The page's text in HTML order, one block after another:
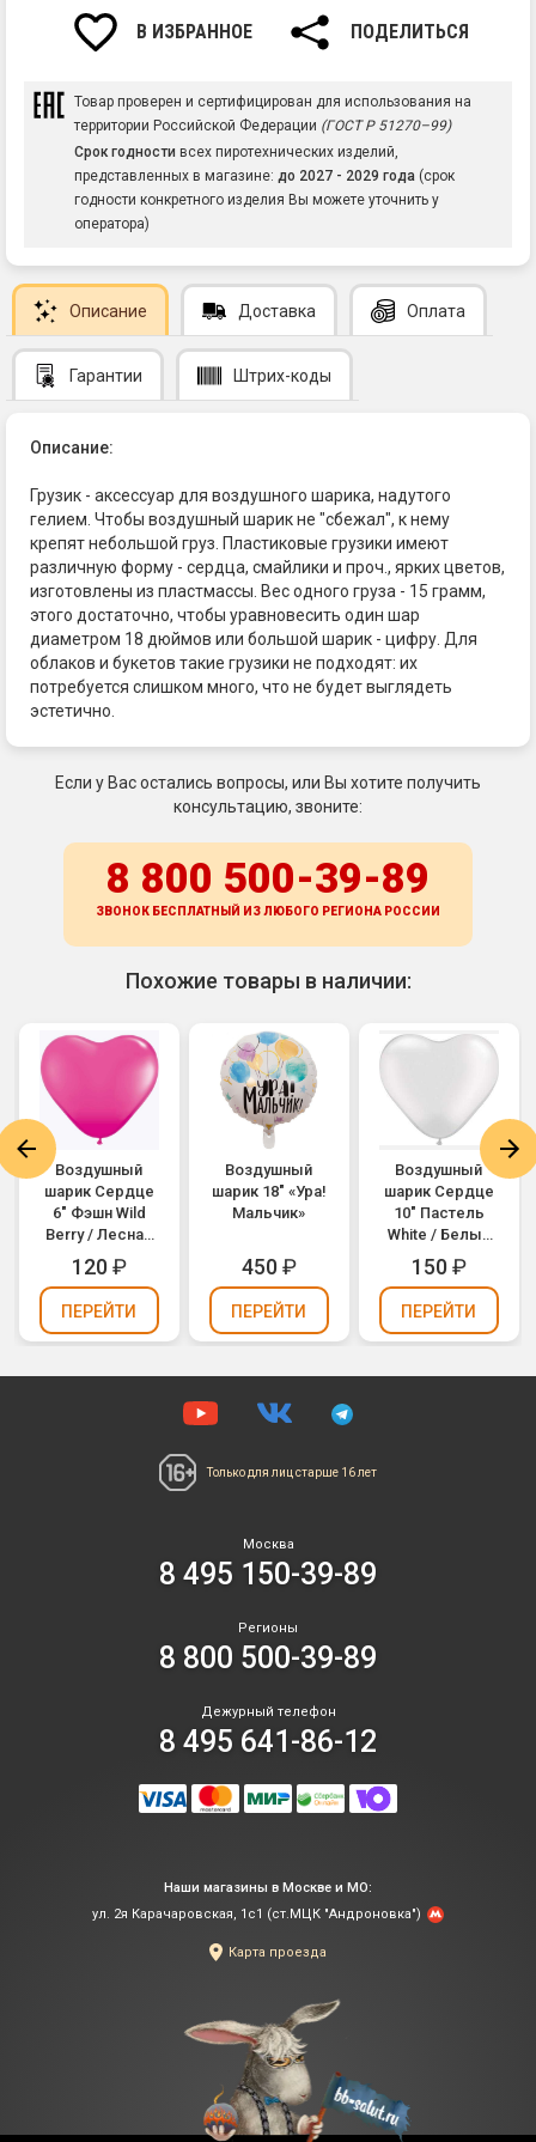
В ИЗБРАННОЕ ПОДЕЛИТЬСЯ
Товар проверен и сертифицирован для использования на
территории Российской Федерации (ГОСТ Р 51270–99)
Срок годности всех пиротехнических изделий,
представленных в магазине: до 2027 - 2029 года (срок
годности конкретного изделия Вы можете уточнить у
оператора)
Описание Доставка Оплата
Гарантии Штрих-коды
Описание:
Грузик - аксессуар для воздушного шарика, надутого
гелием. Чтобы воздушный шарик не "сбежал", к нему
крепят небольшой груз. Пластиковые грузики имеют
различную форму - сердца, смайлики и проч., ярких цветов,
изготовлены из пластмассы. Вес одного груза - 15 грамм,
этого достаточно, чтобы уравновесить один шар
диаметром 18 дюймов или большой шарик - цифру. Для
облаков и букетов такие грузики не подходят: их
потребуется слишком много, что не будет выглядеть
эстетично.
Если у Вас остались вопросы, или Вы хотите получить
консультацию, звоните:
8 800 500-39-89
ЗВОНОК БЕСПЛАТНЫЙ ИЗ ЛЮБОГО РЕГИОНА РОССИИ
Похожие товары в наличии:
Воздушный
шарик Сердце
6" Фэшн Wild
Berry / Лесная
ягода (1105-
0311)
120₽
ПЕРЕЙТИ
Воздушный
шарик 18" «Ура!
Мальчик»
450₽
ПЕРЕЙТИ
Воздушный
шарик Сердце
10" Пастель
White / Белый
(1105-0005)
150₽
ПЕРЕЙТИ
Только для лиц старше 16 лет
Москва
8 495 150-39-89
Регионы
8 800 500-39-89
Дежурный телефон
8 495 641-86-12
Наши магазины в Москве и МО:
ул. 2я Карачаровская, 1с1 (ст.МЦК "Андроновка")
Карта проезда